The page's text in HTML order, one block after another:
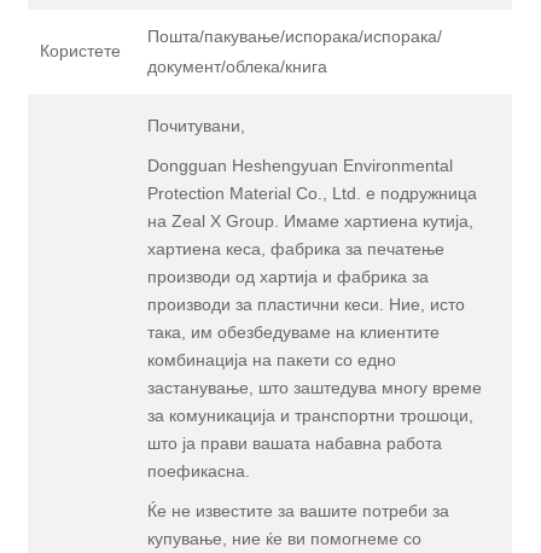
Користете
Пошта/пакување/испорака/испорака/
документ/облека/книга
Почитувани,
Dongguan Heshengyuan Environmental
Protection Material Co., Ltd. е подружница
на Zeal X Group. Имаме хартиена кутија,
хартиена кеса, фабрика за печатење
производи од хартија и фабрика за
производи за пластични кеси. Ние, исто
така, им обезбедуваме на клиентите
комбинација на пакети со едно
застанување, што заштедува многу време
за комуникација и транспортни трошоци,
што ја прави вашата набавна работа
поефикасна.
Ќе не известите за вашите потреби за
купување, ние ќе ви помогнеме со